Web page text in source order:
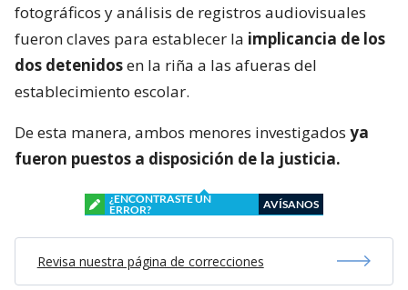
fotográficos y análisis de registros audiovisuales
fueron claves para establecer la implicancia de los
dos detenidosen la riña a las afueras del
establecimiento escolar.
De esta manera, ambos menores investigados ya
fueron puestos a disposición de la justicia.
¿ENCONTRASTE UN
ERROR?
AVÍSANOS
Revisa nuestra página de correcciones